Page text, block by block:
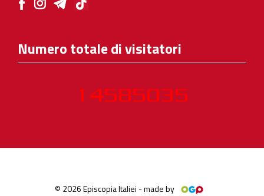
Numero totale di visitatori
© 2026 Episcopia Italiei - made by